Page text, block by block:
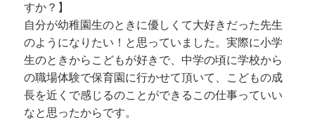
すか？】
自分が幼稚園生のときに優しくて大好きだった先生
のようになりたい！と思っていました。実際に小学
生のときからこどもが好きで、中学の頃に学校から
の職場体験で保育園に行かせて頂いて、こどもの成
長を近くで感じるのことができるこの仕事っていい
なと思ったからです。